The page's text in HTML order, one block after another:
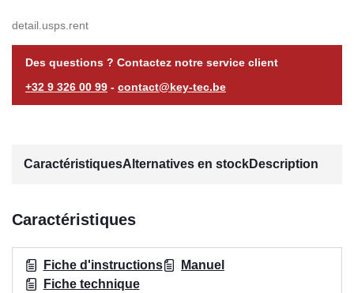
detail.usps.rent
Des questions ? Contactez notre service client
+32 9 326 00 99 - contact@key-tec.be
CaractéristiquesAlternatives en stockDescription
Caractéristiques
Fiche d'instructions
Manuel
Fiche technique